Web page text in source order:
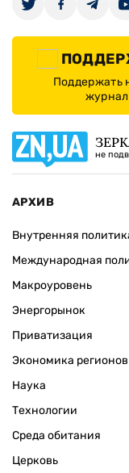
Поддержать
не
АРХИВ
Внутренняя
Международная
Макроуровень
Энергорынок
Приватизация
Экономика регионов
Наука
Технологии
Среда обитания
Церковь